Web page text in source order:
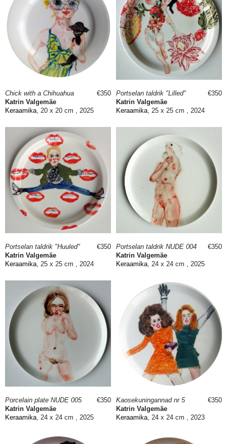
Chick with a Chihuahua
Katrin Valgemäe
Keraamika, 20 x 20 cm , 2025
€350
Portselan taldrik "Lilled"
Katrin Valgemäe
Keraamika, 25 x 25 cm , 2024
€350
Portselan taldrik "Huuled"
Katrin Valgemäe
Keraamika, 25 x 25 cm , 2024
€350
Portselan taldrik NUDE 004
Katrin Valgemäe
Keraamika, 24 x 24 cm , 2025
€350
Porcelain plate NUDE 005
Katrin Valgemäe
Keraamika, 24 x 24 cm , 2025
€350
Kaosekuningannad nr 5
Katrin Valgemäe
Keraamika, 24 x 24 cm , 2023
€350